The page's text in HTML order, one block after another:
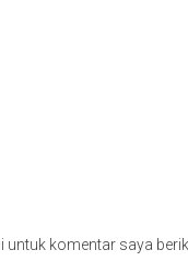
komentar saya